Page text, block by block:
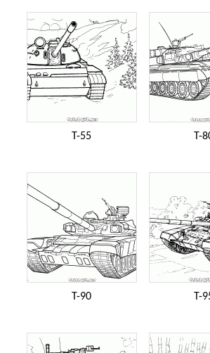
T-55 T-
T-90 T-